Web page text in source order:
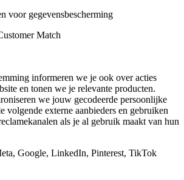
voor gegevensbescherming
Match
informeren we je ook over acties
en tonen we je relevante producten.
we jouw gecodeerde persoonlijke
volgende externe aanbieders en gebruiken
als je al gebruik maakt van hun
Google, LinkedIn, Pinterest, TikTok